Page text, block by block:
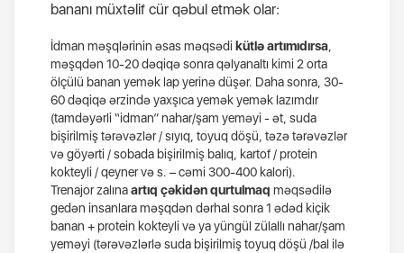
bananı müxtəlif cür qəbul etmək olar:
İdman məşqlərinin əsas məqsədi kütlə artımıdırsa
məşqdən 10-20 dəqiqə sonra qəlyanaltı kimi 2 orta
ölçülü banan yemək lap yerinə düşər. Daha sonra, 30-
60 dəqiqə ərzində yaxşıca yemək yemək lazımdır
(tamdəyərli “idman” nahar/şam yeməyi - ət, suda
bişirilmiş tərəvəzlər / sıyıq, toyuq döşü, təzə tərəvəzlər
və göyərti / sobada bişirilmiş balıq, kartof / protein
kokteyli / qeyner və s. – cəmi 300-400 kalori).
Trenajor zalınaartıq çəkidən qurtulmaq məqsədilə
gedən insanlara məşqdən dərhal sonra 1 ədəd kiçik
banan + protein kokteyli və ya yüngül zülallı nahar/şam
yeməyi (tərəvəzlərlə suda bişirilmiş toyuq döşü /bal ilə